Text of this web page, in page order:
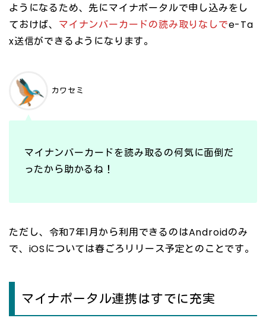
ようになるため、先にマイナポータルで申し込みをし
ておけば、 マイナンバーカードの読み取りなしでe-Ta
x送信ができるようになります。
カワセミ
マイナンバーカードを読み取るの何気に面倒だ
ったから助かるね！
ただし、令和7年1月から利用できるのはAndroidのみ
で、iOSについては春ごろリリース予定とのことです。
マイナポータル連携はすでに充実